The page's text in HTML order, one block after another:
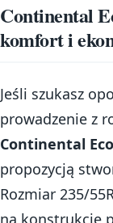
Continental
komfort i
Jeśli szukasz
prowadzenie z
Continental
propozycją
Rozmiar 235/
na konstrukcję